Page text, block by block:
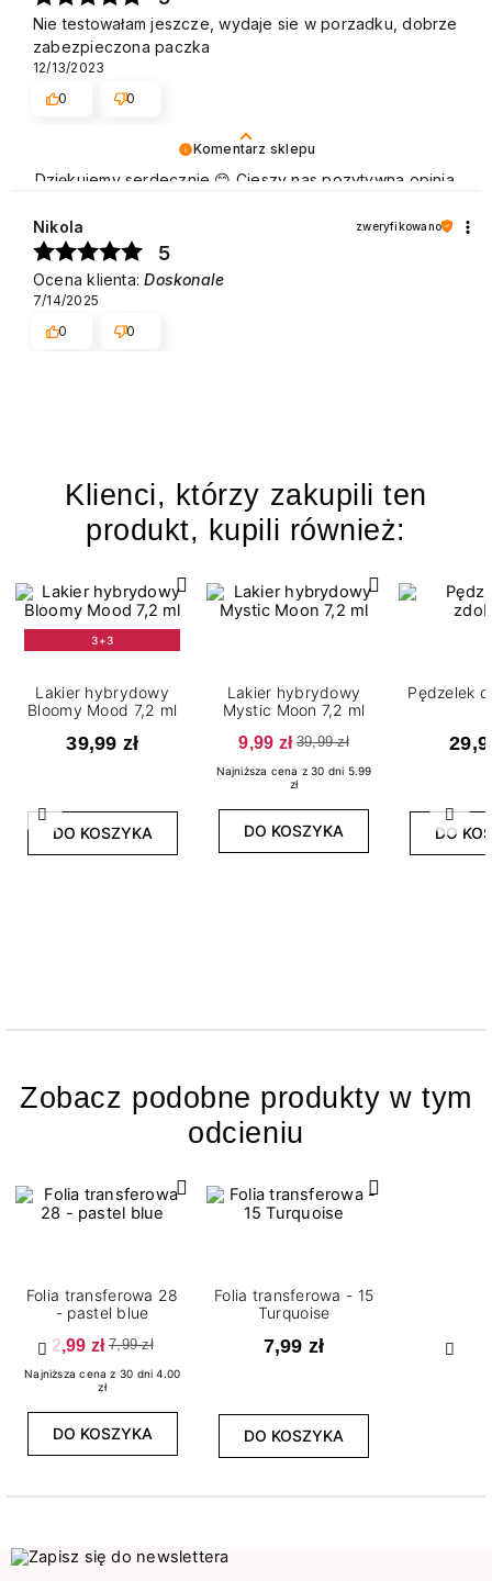
Komentarz sklepu
Dziękujemy serdecznie 😊 Cieszy nas pozytywna opinia
zakupu. Pozdrawiamy
Nie testowałam jeszcze, wydaje sie w porzadku, dobrze
zabezpieczona paczka
12/13/2023
0
0
Nikola zweryfikowano
5
Ocena klienta:Doskonale
7/14/2025
0
0
Klienci, którzy zakupili ten
produkt, kupili również:
Poprzedni
3+3
Lakier hybrydowy
Bloomy Mood 7,2 ml
39,99 zł
DO KOSZYKA
Lakier hybrydowy
Mystic Moon 7,2 ml
9,99 zł 39,99 zł
Najniższa cena z 30 dni 5.99
zł
DO KOSZYKA
Pędzelek
DO
Zobacz podobne produkty w tym
odcieniu
Poprzedni
Folia transferowa 28
- pastel blue
2,99 zł 7,99 zł
Najniższa cena z 30 dni 4.00
zł
DO KOSZYKA
Folia transferowa - 15
Turquoise
7,99 zł
DO KOSZYKA